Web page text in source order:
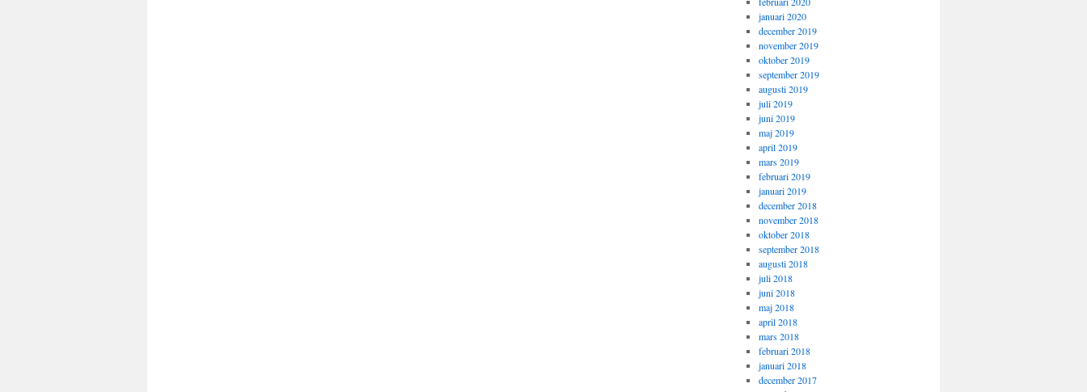
januari 2020
december 2019
november 2019
oktober 2019
september 2019
augusti 2019
juli 2019
juni 2019
maj 2019
april 2019
mars 2019
februari 2019
januari 2019
december 2018
november 2018
oktober 2018
september 2018
augusti 2018
juli 2018
juni 2018
maj 2018
april 2018
mars 2018
februari 2018
januari 2018
december 2017